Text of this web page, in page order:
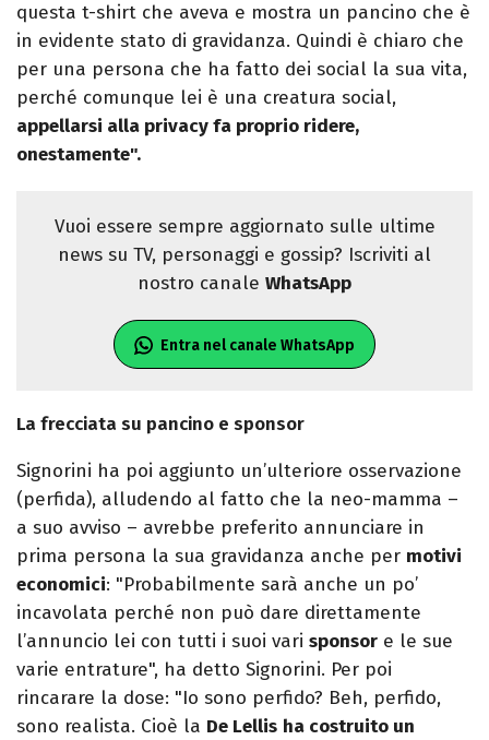
questa t-shirt che aveva e mostra un pancino che è
in evidente stato di gravidanza. Quindi è chiaro che
per una persona che ha fatto dei social la sua vita,
perché comunque lei è una creatura social,
appellarsi alla privacy fa proprio ridere,
onestamente".
Vuoi essere sempre aggiornato sulle ultime
news su TV, personaggi e gossip? Iscriviti al
nostro canale WhatsApp
Entra nel canale WhatsApp
La frecciata su pancino e sponsor
Signorini ha poi aggiunto un’ulteriore osservazione
(perfida), alludendo al fatto che la neo-mamma –
a suo avviso – avrebbe preferito annunciare in
prima persona la sua gravidanza anche per motivi
economici: "Probabilmente sarà anche un po’
incavolata perché non può dare direttamente
l’annuncio lei con tutti i suoi vari sponsor e le sue
varie entrature", ha detto Signorini. Per poi
rincarare la dose: "Io sono perfido? Beh, perfido,
sono realista. Cioè la De Lellis ha costruito un